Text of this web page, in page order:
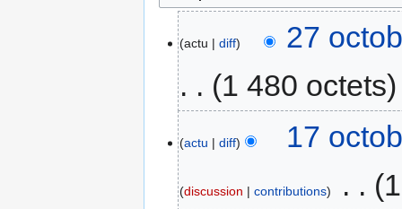
actu diff
27
1 480 octets
actu diff 17
discussion contributions